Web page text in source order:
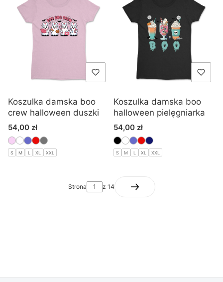
Koszulka damska boo
crew halloween duszki
Cena
54,00 zł
S M L XL XXL
Koszulka damska boo
halloween pielęgniarka
Cena
54,00 zł
S M L XL XXL
Strona z 14